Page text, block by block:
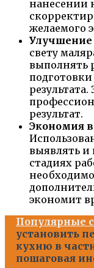
нанесении
желаемого
Улучшение
свету
выполнять
результат.
Экономия
выявлять и
стадиях
экономит
Популярные
установить
кухню в
пошаговая